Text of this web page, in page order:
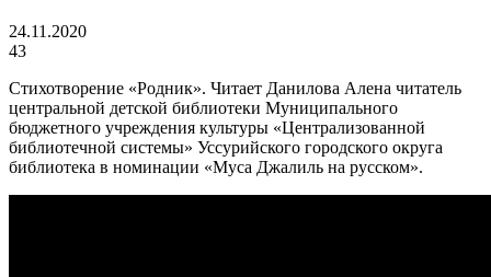
24.11.2020
43
Стихотворение «Родник». Читает Данилова Алена читатель
центральной детской библиотеки Муниципального
бюджетного учреждения культуры «Централизованной
библиотечной системы» Уссурийского городского округа
библиотека в номинации «Муса Джалиль на русском».